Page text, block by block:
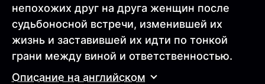
непохожих друг на друга женщин после
судьбоносной встречи, изменившей их
жизнь и заставившей их идти по тонкой
грани между виной и ответственностью.
Описание на английском